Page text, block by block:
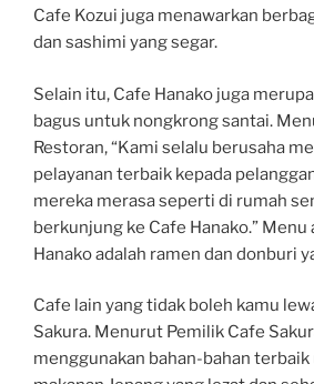
Cafe Kozui juga menawarkan
dan sashimi yang segar.
Selain itu, Cafe Hanako juga
bagus untuk nongkrong santai.
Restoran, “Kami selalu berusaha
pelayanan terbaik kepada
mereka merasa seperti di rumah
berkunjung ke Cafe Hanako.” Menu
Hanako adalah ramen dan donburi
Cafe lain yang tidak boleh kamu
Sakura. Menurut Pemilik Cafe
menggunakan bahan-bahan